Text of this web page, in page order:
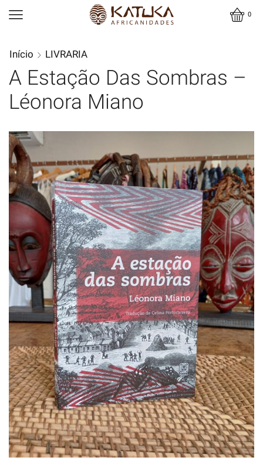
0
Início LIVRARIA
A Estação Das Sombras –
Léonora Miano